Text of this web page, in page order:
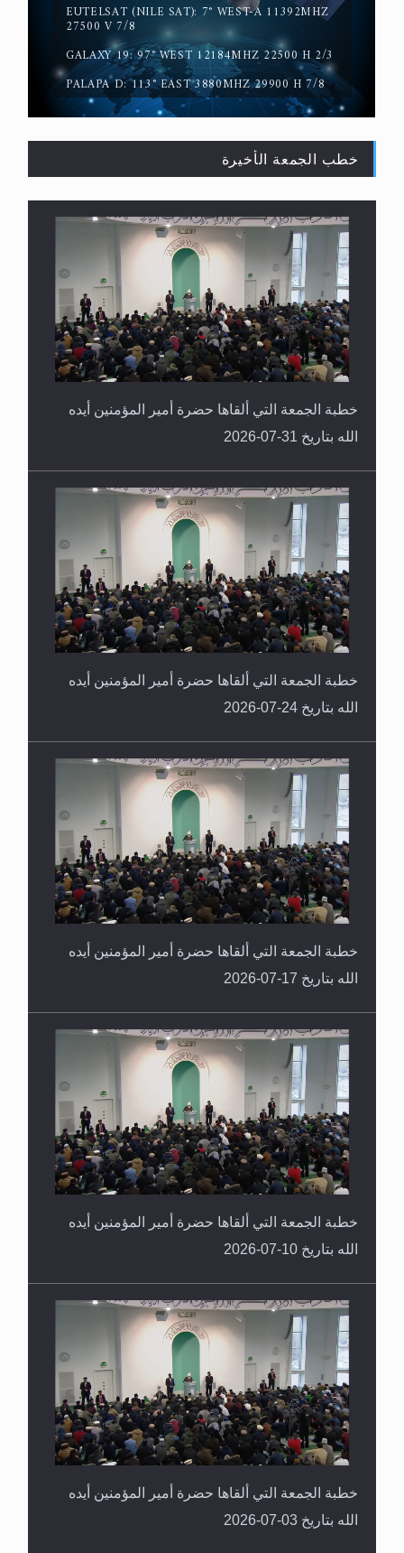
حقيقة المسيح الدجال
القرآن قاضٍ وحكمٌ على السنة ومهيمنٌ عليها.. ليس
العكس
EUTELSAT (NILE SAT): 7° WEST-A 11392MHZ
27500 V 7/8
GALAXY 19: 97° WEST 12184MHZ 22500 H 2/3
PALAPA D: 113° EAST 3880MHZ 29900 H 7/8
خطب الجمعة الأخيرة
خطبة الجمعة التي ألقاها حضرة أمير المؤمنين أيده
الله بتاريخ 31-07-2026
خطبة الجمعة التي ألقاها حضرة أمير المؤمنين أيده
الله بتاريخ 24-07-2026
خطبة الجمعة التي ألقاها حضرة أمير المؤمنين أيده
الله بتاريخ 17-07-2026
خطبة الجمعة التي ألقاها حضرة أمير المؤمنين أيده
الله بتاريخ 10-07-2026
خطبة الجمعة التي ألقاها حضرة أمير المؤمنين أيده
الله بتاريخ 03-07-2026